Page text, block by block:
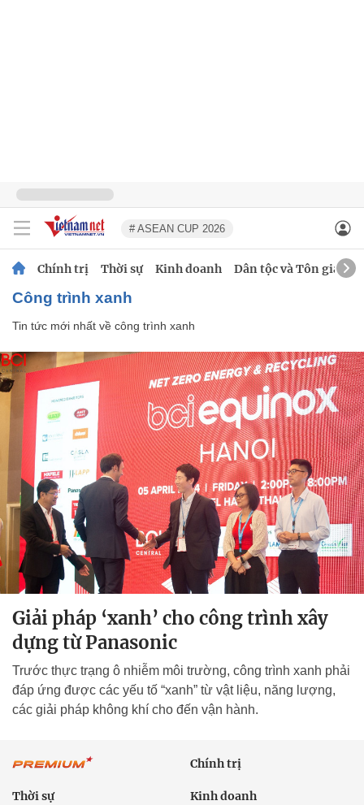
# ASEAN CUP 2026
Chính trị Thời sự Kinh doanh Dân tộc và Tôn giáo
công trình xanh
Tin tức mới nhất về công trình xanh
Giải pháp ‘xanh’ cho công trình xây
dựng từ Panasonic
Trước thực trạng ô nhiễm môi trường, công trình xanh phải
đáp ứng được các yếu tố “xanh” từ vật liệu, năng lượng,
các giải pháp không khí cho đến vận hành.
Chính trị
Thời sự Kinh doanh